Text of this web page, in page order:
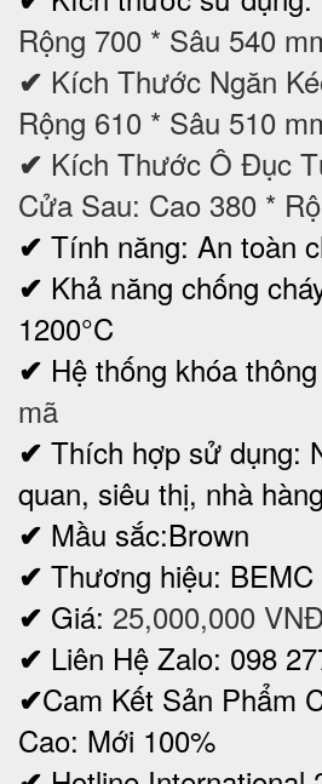
Rộng 700 * Sâu 540
✔ Kích Thước Ngăn
Rộng 610 * Sâu 510
✔ Kích Thước Ô Đục
Cửa Sau: Cao 380 *
✔ Tính năng: An toàn
✔ Khả năng chống
1200°C
✔ Hệ thống khóa
mã
✔ Thích hợp sử dụng:
quan, siêu thị, nhà
✔ Mầu sắc:Brown
✔ Thương hiệu: BEMC
✔ Giá: 25,000,000 VNĐ
✔ Liên Hệ Zalo: 098
✔Cam Kết Sản Phẩm
Cao: Mới 100%